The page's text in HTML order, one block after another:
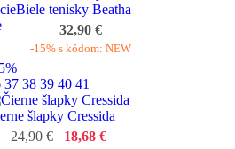
Biele tenisky Beatha
32,90 €
-15% s kódom: NEW
37 38 39 40 41
šlapky Cressida
24,90 €
18,68 €